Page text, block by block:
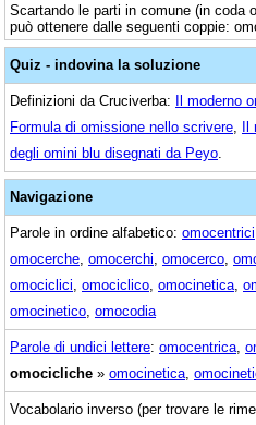
Scartando le parti in comune (in coda
può ottenere dalle seguenti coppie:
Quiz - indovina la soluzione
Definizioni da Cruciverba: Il moderno
Formula di omissione nello scrivere Il
degli omini blu disegnati da Peyo
Navigazione
Parole in ordine alfabetico: omocentrici
omocerche omocerchi omocerco
omociclici omociclico omocinetica
omocinetico omocodia
Parole di undici lettere: omocentrica
omocicliche » omocinetica
Vocabolario inverso (per trovare le